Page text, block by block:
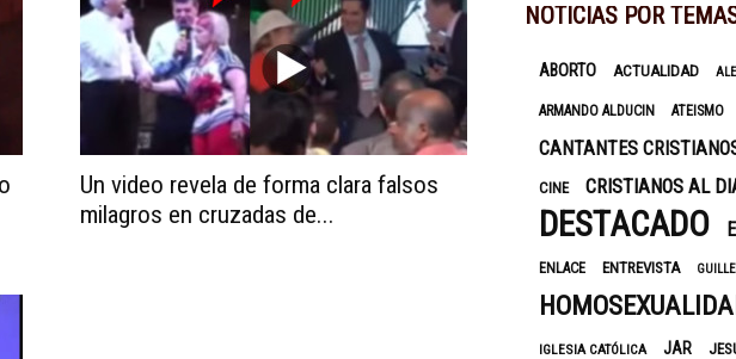
Un video revela de forma clara falsos
milagros en cruzadas de...
NOTICIAS POR
ABORTO ACTUALIDAD
ARMANDO ALDUCIN ATEISMO
CANTANTES
CINE CRISTIANOS AL
DESTACADO
ENLACE ENTREVISTA
IGLESIA CATÓLICA JAR